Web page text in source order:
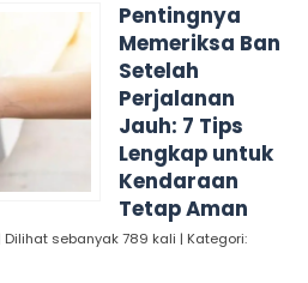
Pentingnya
Memeriksa Ban
Setelah
Perjalanan
Jauh: 7 Tips
Lengkap untuk
Kendaraan
Tetap Aman
sebanyak 789 kali | Kategori: